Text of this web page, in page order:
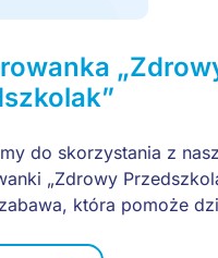
do skorzystania z
„Zdrowy
która pomoże